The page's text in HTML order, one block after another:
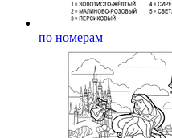
по номерам